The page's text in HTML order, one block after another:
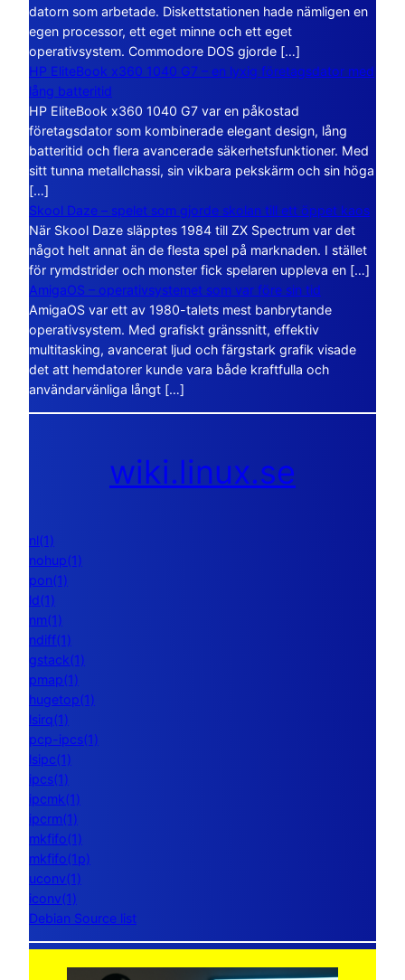
datorn som arbetade. Diskettstationen hade nämligen en
egen processor, ett eget minne och ett eget
operativsystem. Commodore DOS gjorde […]
HP EliteBook x360 1040 G7 – en lyxig företagsdator med
lång batteritid
HP EliteBook x360 1040 G7 var en påkostad
företagsdator som kombinerade elegant design, lång
batteritid och flera avancerade säkerhetsfunktioner. Med
sitt tunna metallchassi, sin vikbara pekskärm och sin höga
[…]
Skool Daze – spelet som gjorde skolan till ett öppet kaos
När Skool Daze släpptes 1984 till ZX Spectrum var det
något helt annat än de flesta spel på marknaden. I stället
för rymdstrider och monster fick spelaren uppleva en […]
AmigaOS – operativsystemet som var före sin tid
AmigaOS var ett av 1980-talets mest banbrytande
operativsystem. Med grafiskt gränssnitt, effektiv
multitasking, avancerat ljud och färgstark grafik visade
det att hemdatorer kunde vara både kraftfulla och
användarvänliga långt […]
wiki.linux.se
nl(1)
nohup(1)
pon(1)
ld(1)
nm(1)
ndiff(1)
gstack(1)
pmap(1)
hugetop(1)
lsirq(1)
pcp-ipcs(1)
lsipc(1)
ipcs(1)
ipcmk(1)
ipcrm(1)
mkfifo(1)
mkfifo(1p)
uconv(1)
iconv(1)
Debian Source list